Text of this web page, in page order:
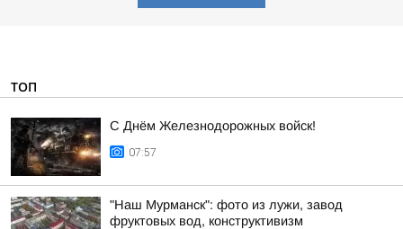
ТОП
С Днём Железнодорожных войск!
07:57
"Наш Мурманск": фото из лужи, завод
фруктовых вод, конструктивизм